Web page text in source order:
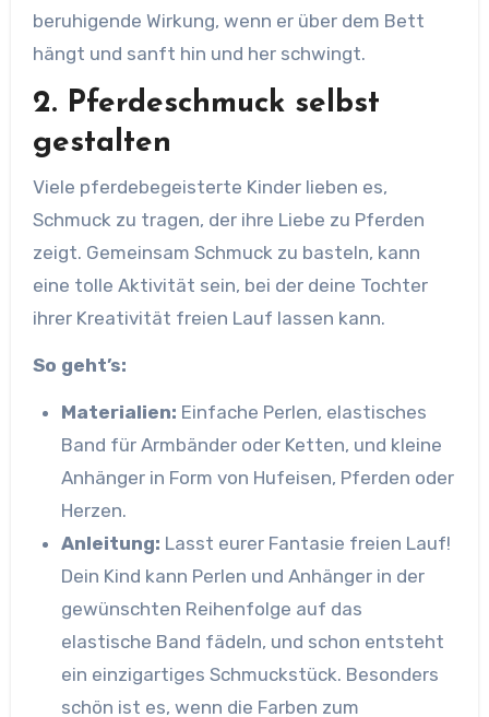
beruhigende Wirkung, wenn er über dem Bett
hängt und sanft hin und her schwingt.
2. Pferdeschmuck selbst
gestalten
Viele pferdebegeisterte Kinder lieben es,
Schmuck zu tragen, der ihre Liebe zu Pferden
zeigt. Gemeinsam Schmuck zu basteln, kann
eine tolle Aktivität sein, bei der deine Tochter
ihrer Kreativität freien Lauf lassen kann.
So geht’s:
Materialien: Einfache Perlen, elastisches
Band für Armbänder oder Ketten, und kleine
Anhänger in Form von Hufeisen, Pferden oder
Herzen.
Anleitung: Lasst eurer Fantasie freien Lauf!
Dein Kind kann Perlen und Anhänger in der
gewünschten Reihenfolge auf das
elastische Band fädeln, und schon entsteht
ein einzigartiges Schmuckstück. Besonders
schön ist es, wenn die Farben zum